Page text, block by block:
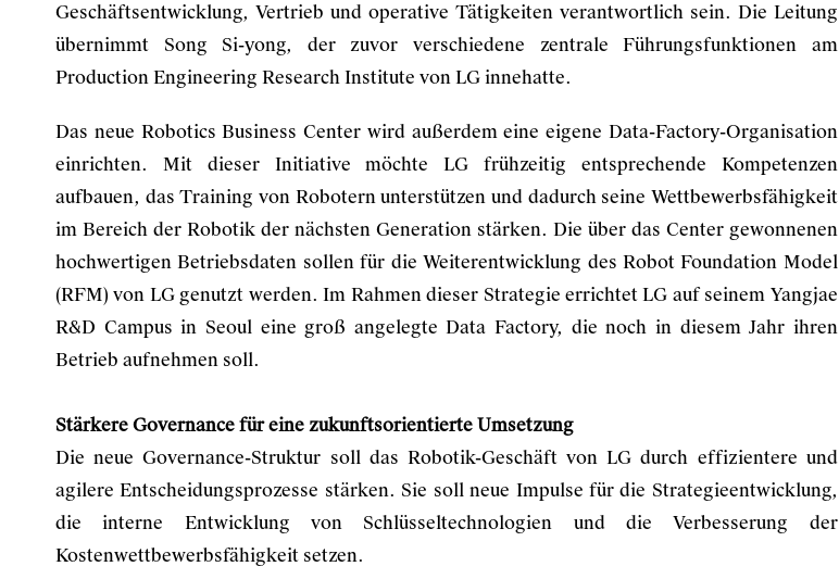
Geschäftsentwicklung, Vertrieb und operative Tätigkeiten verantwortlich sein. Die Leitung
übernimmt Song Si-yong, der zuvor verschiedene zentrale Führungsfunktionen am
Production Engineering Research Institute von LG innehatte.
Das neue Robotics Business Center wird außerdem eine eigene Data-Factory-Organisation
einrichten. Mit dieser Initiative möchte LG frühzeitig entsprechende Kompetenzen
aufbauen, das Training von Robotern unterstützen und dadurch seine Wettbewerbsfähigkeit
im Bereich der Robotik der nächsten Generation stärken. Die über das Center gewonnenen
hochwertigen Betriebsdaten sollen für die Weiterentwicklung des Robot Foundation Model
(RFM) von LG genutzt werden. Im Rahmen dieser Strategie errichtet LG auf seinem Yangjae
R&D Campus in Seoul eine groß angelegte Data Factory, die noch in diesem Jahr ihren
Betrieb aufnehmen soll.
Stärkere Governance für eine zukunftsorientierte Umsetzung
Die neue Governance-Struktur soll das Robotik-Geschäft von LG durch effizientere und
agilere Entscheidungsprozesse stärken. Sie soll neue Impulse für die Strategieentwicklung,
die interne Entwicklung von Schlüsseltechnologien und die Verbesserung der
Kostenwettbewerbsfähigkeit setzen.